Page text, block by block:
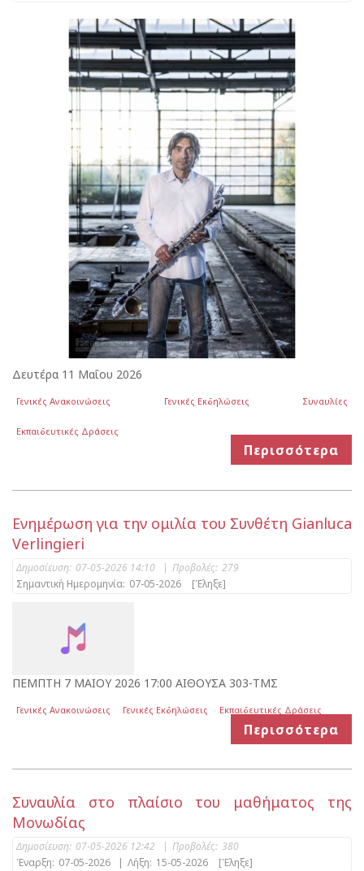
Δευτέρα 11 Μαΐου 2026
Γενικές Ανακοινώσεις Γενικές Εκδηλώσεις Συναυλίες
Εκπαιδευτικές Δράσεις
Περισσότερα
Ενημέρωση για την ομιλία του Συνθέτη Gianluca
Verlingieri
Δημοσίευση: 07-05-2026 14:10 | Προβολές: 279
Σημαντική Ημερομηνία: 07-05-2026 [Έληξε]
ΠΕΜΠΤΗ 7 ΜΑΙΟΥ 2026 17:00 ΑΙΘΟΥΣΑ 303-ΤΜΣ
Γενικές Ανακοινώσεις Γενικές Εκδηλώσεις Εκπαιδευτικές Δράσεις
Περισσότερα
Συναυλία στο πλαίσιο του μαθήματος της
Μονωδίας
Δημοσίευση: 07-05-2026 12:42 | Προβολές: 380
Έναρξη: 07-05-2026 | Λήξη: 15-05-2026 [Έληξε]